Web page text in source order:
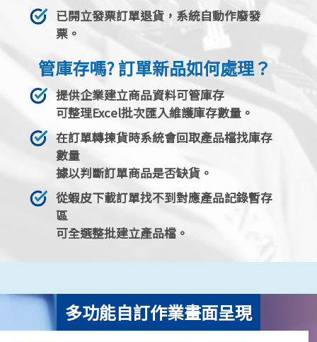
已開立發票訂單退貨，系統自動作廢發
票。
管庫存嗎? 訂單新品如何處理？
提供企業建立商品資料可管庫存
可整理Excel批次匯入維護庫存數量。
在訂單轉揀貨時系統會回取產品檔找庫存
數量
據以判斷訂單商品是否缺貨。
從蝦皮下載訂單找不到對應產品記錄暫存
區
可全選整批建立產品檔。
多功能自訂作業畫面呈現